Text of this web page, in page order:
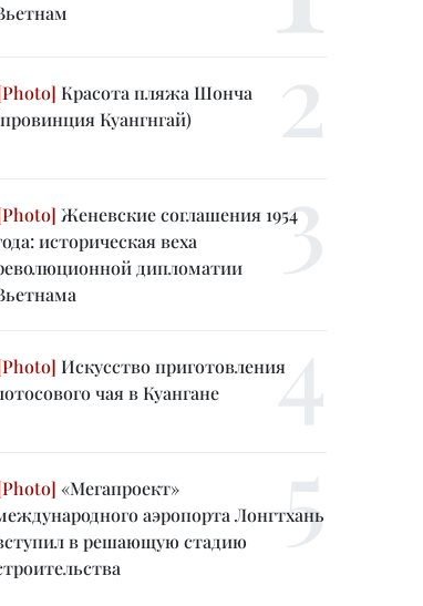
Красота пляжа Шонча
Куангнгай)
Женевские соглашения 1954
историческая веха
дипломатии
Искусство приготовления
чая в Куангане
«Мегапроект»
аэропорта Лонгтхань
в решающую стадию